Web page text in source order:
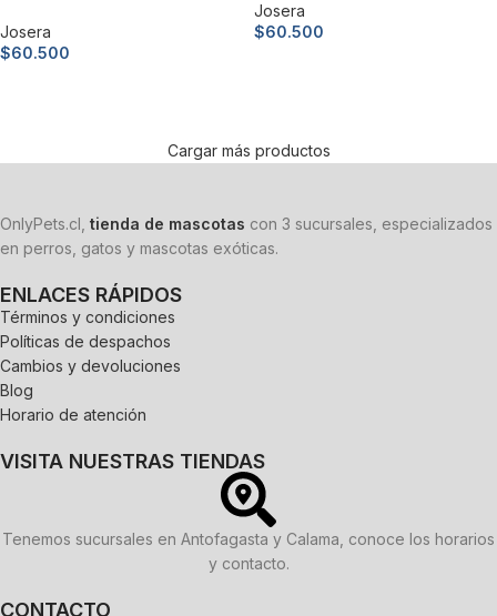
Josera
$60.500
Josera
$60.500
Cargar más productos
OnlyPets.cl, tienda de mascotas con 3 sucursales, especializados
en perros, gatos y mascotas exóticas.
ENLACES RÁPIDOS
Términos y condiciones
Políticas de despachos
Cambios y devoluciones
Blog
Horario de atención
VISITA NUESTRAS TIENDAS
Tenemos sucursales en Antofagasta y Calama, conoce los horarios
y contacto.
CONTACTO